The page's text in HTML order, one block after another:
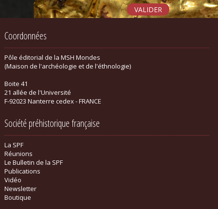
Coordonnées
Pôle éditorial de la MSH Mondes
(Maison de l'archéologie et de l'éthnologie)
Boite 41
21 allée de l'Université
F-92023 Nanterre cedex - FRANCE
Société préhistorique française
La SPF
Réunions
Le Bulletin de la SPF
Publications
Vidéo
Newsletter
Boutique